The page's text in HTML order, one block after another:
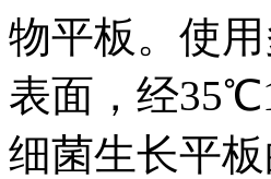
物平板。使
表面，经
细菌生长平